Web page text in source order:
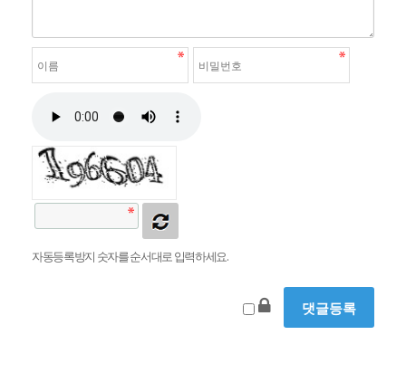
자동등록방지 숫자를 순서대로 입력하세요.